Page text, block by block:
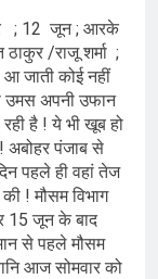
; 12 जून ; आरके
/राजू शर्मा ;
जाती कोई नहीं
उमस अपनी उफान
है ! ये भी खूब हो
! अबोहर पंजाब से
पहले ही वहां तेज
! मौसम विभाग
15 जून के बाद
से पहले मौसम
आज सोमवार को